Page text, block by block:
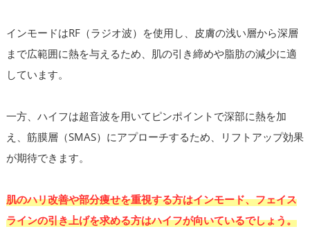
インモードはRF（ラジオ波）を使用し、皮膚の浅い層から深層
まで広範囲に熱を与えるため、肌の引き締めや脂肪の減少に適
しています。
一方、ハイフは超音波を用いてピンポイントで深部に熱を加
え、筋膜層（SMAS）にアプローチするため、リフトアップ効果
が期待できます。
肌のハリ改善や部分痩せを重視する方はインモード、フェイス
ラインの引き上げを求める方はハイフが向いているでしょう。